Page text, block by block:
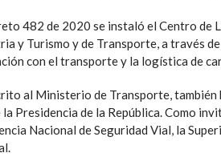
482 de 2020 se instaló el Centro de
y Turismo y de Transporte, a través
con el transporte y la logística de
al Ministerio de Transporte,
Presidencia de la República. Como
Nacional de Seguridad Vial, la